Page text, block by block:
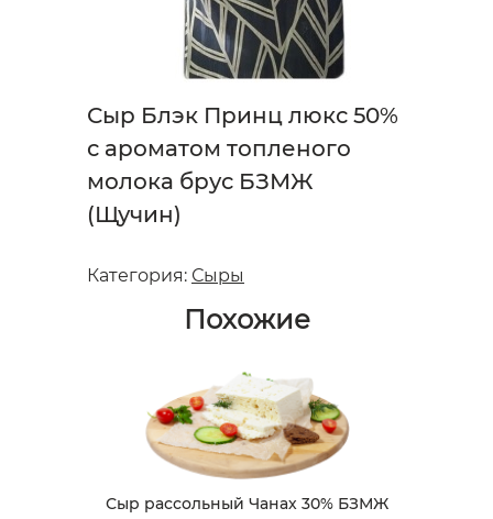
Сыр Блэк Принц люкс 50%
с ароматом топленого
молока брус БЗМЖ
(Щучин)
Категория: Сыры
Похожие
Сыр рассольный Чанах 30% БЗМЖ